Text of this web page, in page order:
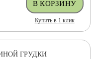
Купить в 1 клик
ГРУДКИ